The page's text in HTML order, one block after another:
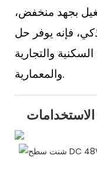
بجهد منخفض،
فإنه يوفر حل
والتجارية
والمعمارية.